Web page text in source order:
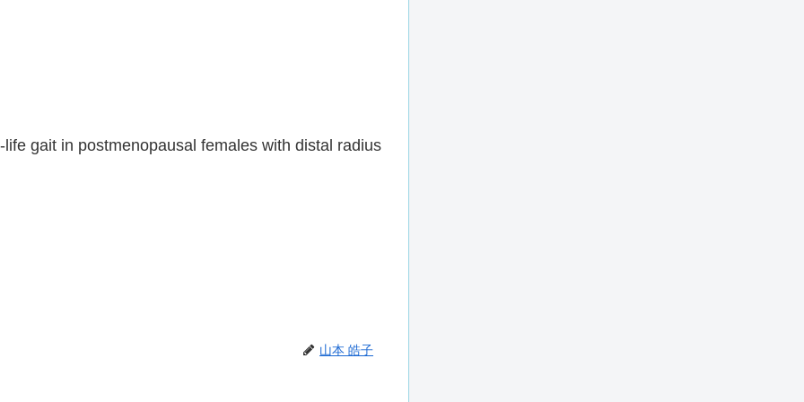
gait in postmenopausal females with distal radius
山本 皓子